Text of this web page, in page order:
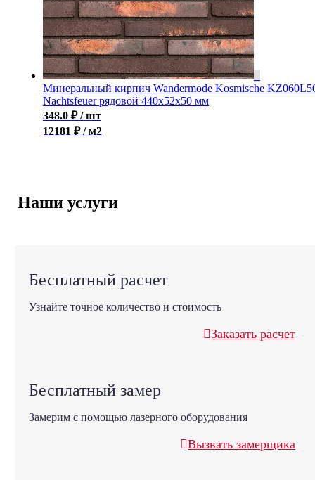
Минеральный кирпич Wandermode Kosmische
Nachtsfeuer рядовой 440x52x50 мм
348.0 ₽ / шт
12181 ₽ / м2
Наши услуги
Бесплатный расчет
Узнайте точное количество и стоимость
Заказать расчет
Бесплатный замер
Замерим с помощью лазерного оборудования
Вызвать замерщика